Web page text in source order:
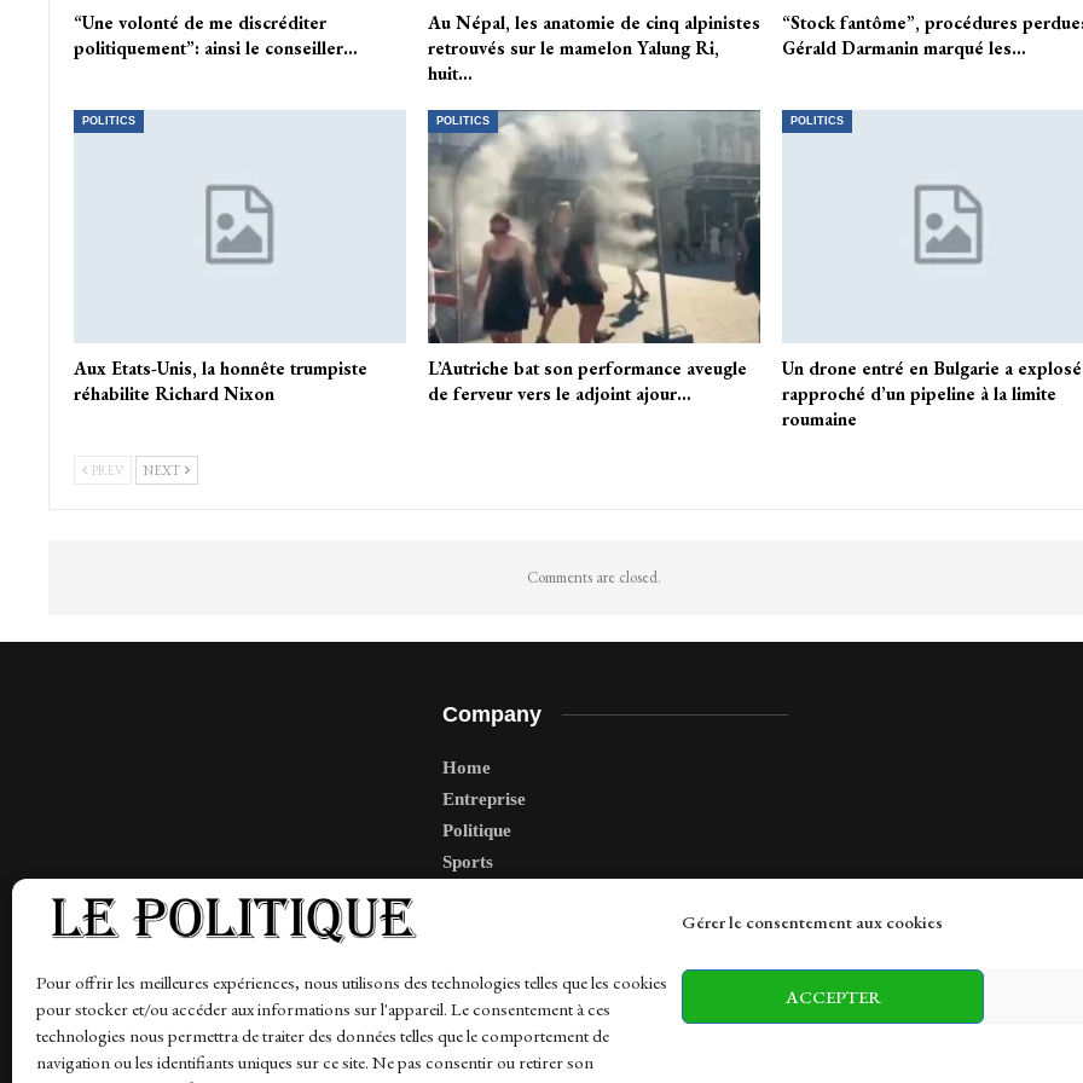
Gérer le consentement aux cookies
Pour offrir les meilleures expériences, nous utilisons des technologies telles que les cookies
pour stocker et/ou accéder aux informations sur l'appareil. Le consentement à ces
technologies nous permettra de traiter des données telles que le comportement de
navigation ou les identifiants uniques sur ce site. Ne pas consentir ou retirer son
ACCEPTER
“Une volonté de me discréditer
politiquement”: ainsi le conseiller…
Au Népal, les anatomie de cinq alpinistes
retrouvés sur le mamelon Yalung Ri,
huit…
“Stock fantôme”, procédures
Gérald Darmanin marqué les…
POLITICS
Aux Etats-Unis, la honnête trumpiste
réhabilite Richard Nixon
POLITICS
L’Autriche bat son performance aveugle
de ferveur vers le adjoint ajour…
POLITICS
Un drone entré en Bulgarie a explosé
rapproché d’un pipeline à la limite
roumaine
PREV NEXT
Comments are closed.
Company
Home
Entreprise
Politique
Sports
News Finance-Marches Business